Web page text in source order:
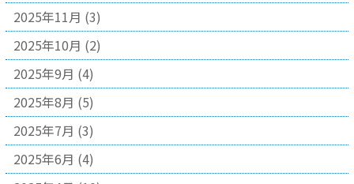
2025年11月 (3)
2025年10月 (2)
2025年9月 (4)
2025年8月 (5)
2025年7月 (3)
2025年6月 (4)